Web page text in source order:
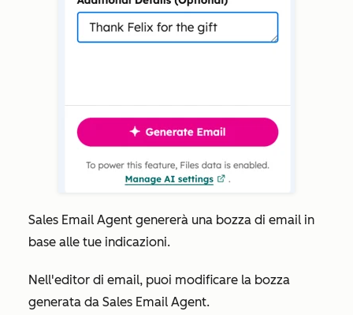
Sales Email Agent genererà una bozza di email in
base alle tue indicazioni.
Nell'editor di email, puoi modificare la bozza
generata da Sales Email Agent.